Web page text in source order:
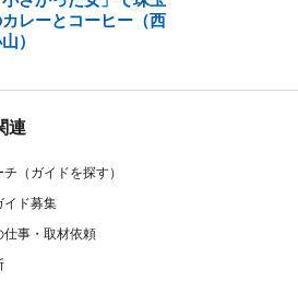
レーとコーヒー（西
）
連
（ガイドを探す）
イド募集
仕事・取材依頼